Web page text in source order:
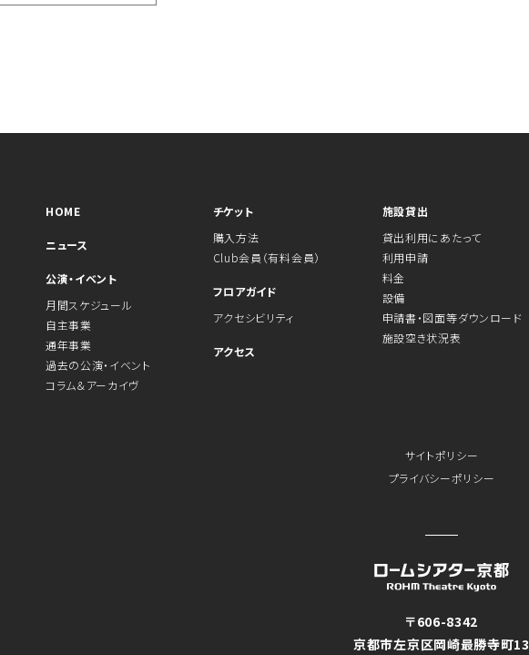
HOME
ニュース
公演・イベント
月間スケジュール
自主事業
通年事業
過去の公演・イベント
コラム＆アーカイヴ
チケット
購入方法
Club会員（有料会員）
フロアガイド
アクセシビリティ
アクセス
施設貸出
貸出利用にあたって
利用申請
料金
設備
申請書・図面等ダウンロード
施設空き状況表
サイトポリシー
プライバシーポリシー
〒606-8342
京都市左京区岡崎最勝寺町13